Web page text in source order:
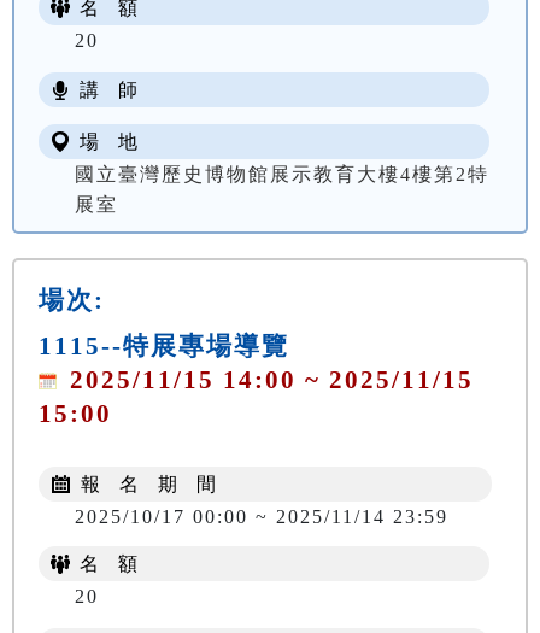
名 額
20
講 師
場 地
國立臺灣歷史博物館展示教育大樓4樓第2特
展室
場次:
1115--特展專場導覽
2025/11/15 14:00 ~ 2025/11/15
15:00
報 名 期 間
2025/10/17 00:00 ~ 2025/11/14 23:59
名 額
20